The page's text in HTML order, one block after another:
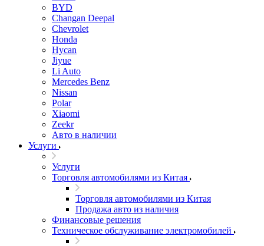
BYD
Changan Deepal
Chevrolet
Honda
Hycan
Jiyue
Li Auto
Mercedes Benz
Nissan
Polar
Xiaomi
Zeekr
Авто в наличии
Услуги
Услуги
Торговля автомобилями из Китая
Торговля автомобилями из Китая
Продажа авто из наличия
Финансовые решения
Техническое обслуживание электромобилей